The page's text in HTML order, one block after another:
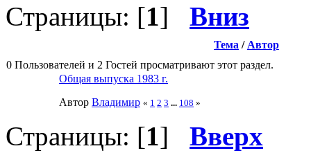
Страницы: [1] Вниз
Тема / Автор
0 Пользователей и 2 Гостей просматривают этот раздел.
Общая выпуска 1983 г.
Автор Влaдимир « 1 2 3 ... 108 »
Страницы: [1] Вверх